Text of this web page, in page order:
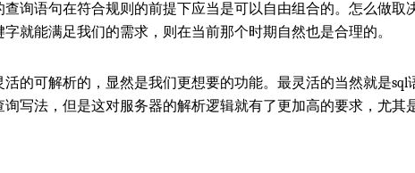
询语句在符合规则的前提下应当是可以自由组合的。怎么做取
就能满足我们的需求，则在当前那个时期自然也是合理的。
的可解析的，显然是我们更想要的功能。最灵活的当然就是sql
写法，但是这对服务器的解析逻辑就有了更加高的要求，尤其